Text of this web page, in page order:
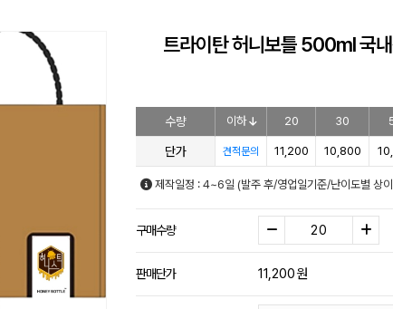
트라이탄 허니보틀 500ml 국
수량 이하 20 30
단가 견적문의 11,200 10,800
제작일정 : 4~6일 (발주 후/영업일기준/난이도별 상
구매수량
판매단가 11,200원